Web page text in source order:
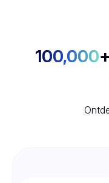
100,000